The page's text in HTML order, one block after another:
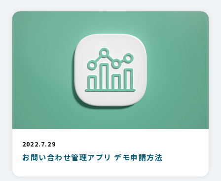
2022.7.29
お問い合わせ管理アプリ デモ申請方法